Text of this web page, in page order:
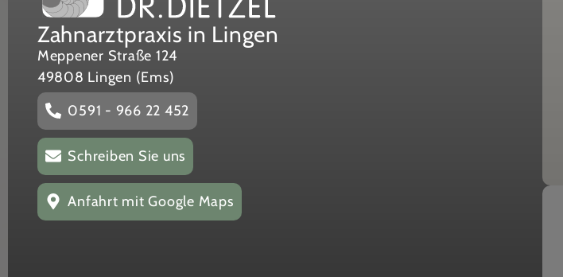
Zahnarztpraxis in Lingen
Meppener Straße 124
49808 Lingen (Ems)
0591 - 966 22 452
Schreiben Sie uns
Anfahrt mit Google Maps